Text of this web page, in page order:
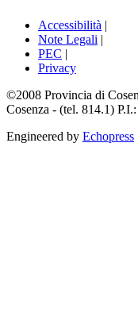
Accessibilità |
Note Legali |
PEC |
Privacy
©2008 Provincia di
Cosenza - (tel. 814.1)
Engineered by Echopress